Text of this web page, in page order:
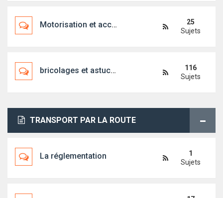
Motorisation et accessoires
25
Sujets
bricolages et astuces diverses
116
Sujets
TRANSPORT PAR LA ROUTE
La réglementation
1
Sujets